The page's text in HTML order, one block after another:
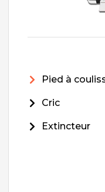
Pied à
Cric
Extincteur